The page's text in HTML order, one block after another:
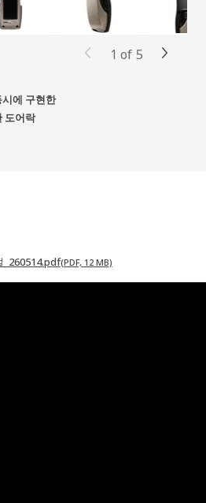
에 구현한
도어락
1 of 5
_260514.pdf(PDF, 12 MB)